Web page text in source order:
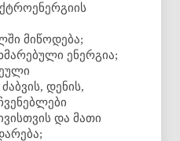
მიწოდება;
ენერგია;
დენის,
და მათი